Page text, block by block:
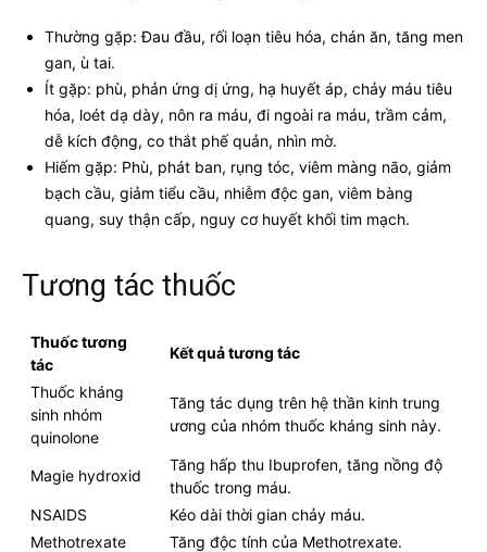
Thường gặp: Đau đầu, rối loạn tiêu hóa, chán ăn, tăng men
gan, ù tai.
Ít gặp: phù, phản ứng dị ứng, hạ huyết áp, chảy máu tiêu
hóa, loét dạ dày, nôn ra máu, đi ngoài ra máu, trầm cảm,
dễ kích động, co thắt phế quản, nhìn mờ.
Hiếm gặp: Phù, phát ban, rụng tóc, viêm màng não, giảm
bạch cầu, giảm tiểu cầu, nhiễm độc gan, viêm bàng
quang, suy thận cấp, nguy cơ huyết khối tim mạch.
Tương tác thuốc
Thuốc tương
tác
Kết quả tương tác
Thuốc kháng
sinh nhóm
quinolone
Tăng tác dụng trên hệ thần kinh trung
ương của nhóm thuốc kháng sinh này.
Magie hydroxid
Tăng hấp thu Ibuprofen, tăng nồng độ
thuốc trong máu.
NSAIDS
Kéo dài thời gian chảy máu.
Methotrexate
Tăng độc tính của Methotrexate.